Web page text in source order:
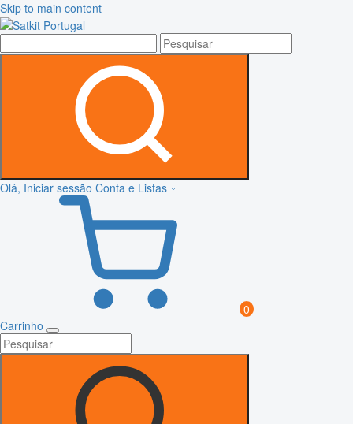
Skip to main content
Olá, Iniciar sessão Conta e Listas
0
Carrinho